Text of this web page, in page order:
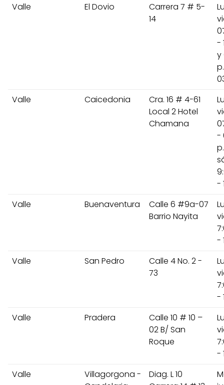
Valle
El Dovio
Carrera 7 # 5-
14
-
y
Valle
Caicedonia
Cra. 16 # 4-61
Local 2 Hotel
Chamana
-
-
Valle
Buenaventura
Calle 6 #9a-07
Barrio Nayita
-
Valle
San Pedro
Calle 4 No. 2 -
73
-
Valle
Pradera
Calle 10 # 10 –
02 B/ San
Roque
-
Valle
Villagorgona -
Diag. L 10